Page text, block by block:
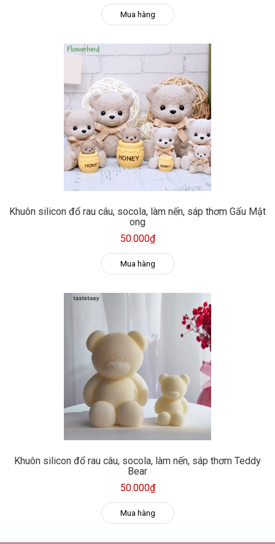
Mua hàng
Khuôn silicon đổ rau câu, socola, làm nến, sáp thơm Gấu Mật
ong
50.000₫
Mua hàng
Khuôn silicon đổ rau câu, socola, làm nến, sáp thơm Teddy
Bear
50.000₫
Mua hàng